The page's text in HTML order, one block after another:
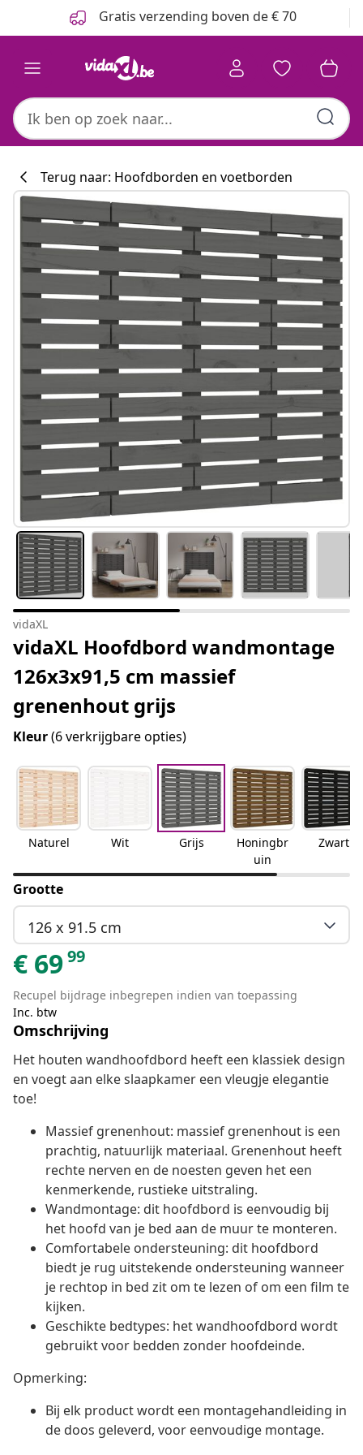
Gratis verzending boven de € 70
Terug naar: Hoofdborden en voetborden
vidaXL
vidaXL Hoofdbord wandmontage
126x3x91,5 cm massief
grenenhout grijs
Kleur(6 verkrijgbare opties)
Naturel Wit Grijs
Honingbr
uin
Zwart
Grootte
126 x 91.5 cm
€ 6999
Recupel bijdrage inbegrepen indien van toepassing
Inc. btw
Omschrijving
Het houten wandhoofdbord heeft een klassiek design
en voegt aan elke slaapkamer een vleugje elegantie
toe!
Massief grenenhout: massief grenenhout is een
prachtig, natuurlijk materiaal. Grenenhout heeft
rechte nerven en de noesten geven het een
kenmerkende, rustieke uitstraling.
Wandmontage: dit hoofdbord is eenvoudig bij
het hoofd van je bed aan de muur te monteren.
Comfortabele ondersteuning: dit hoofdbord
biedt je rug uitstekende ondersteuning wanneer
je rechtop in bed zit om te lezen of om een film te
kijken.
Geschikte bedtypes: het wandhoofdbord wordt
gebruikt voor bedden zonder hoofdeinde.
Opmerking:
Bij elk product wordt een montagehandleiding in
de doos geleverd, voor eenvoudige montage.